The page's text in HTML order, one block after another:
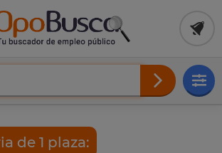
de 1 plaza: